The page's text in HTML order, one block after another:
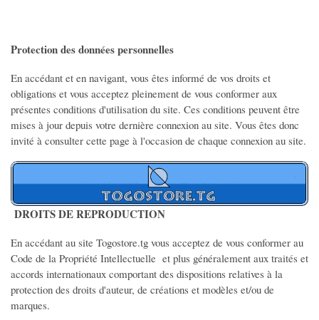
AUTO/MOTO
Voitures
Motos
Véhicules Utilitaires
Equipement auto
Equipement moto
PRODUITS TOGOLAIS
Produits Culturel Artistique
EMPLOIS
Offres Emploi
Protection des données personnelles
En accédant et en navigant, vous êtes informé de vos droits et
obligations et vous acceptez pleinement de vous conformer aux
présentes conditions d'utilisation du site. Ces conditions peuvent être
mises à jour depuis votre dernière connexion au site. Vous êtes donc
invité à consulter cette page à l'occasion de chaque connexion au site.
DROITS DE REPRODUCTION
En accédant au site Togostore.tg vous acceptez de vous conformer au
Code de la Propriété Intellectuelle et plus généralement aux traités et
accords internationaux comportant des dispositions relatives à la
protection des droits d'auteur, de créations et modèles et/ou de
marques.